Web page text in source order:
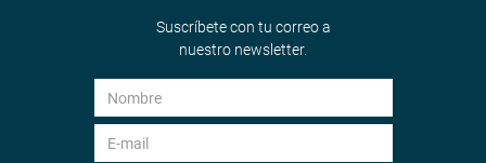
Suscríbete con tu correo a
nuestro newsletter.